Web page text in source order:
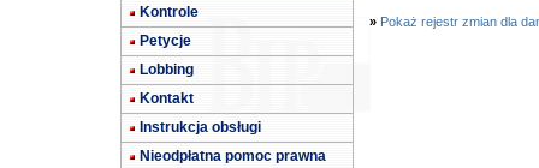
Kontrole
Petycje
Lobbing
Kontakt
Instrukcja obsługi
Nieodpłatna pomoc prawna
» Pokaż rejestr zmian dla